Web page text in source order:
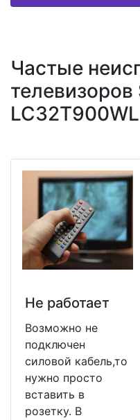
Частые
LC32T900WL
Не работает
Возможно не
подключен
силовой кабель,то
нужно просто
вставить в
розетку. В